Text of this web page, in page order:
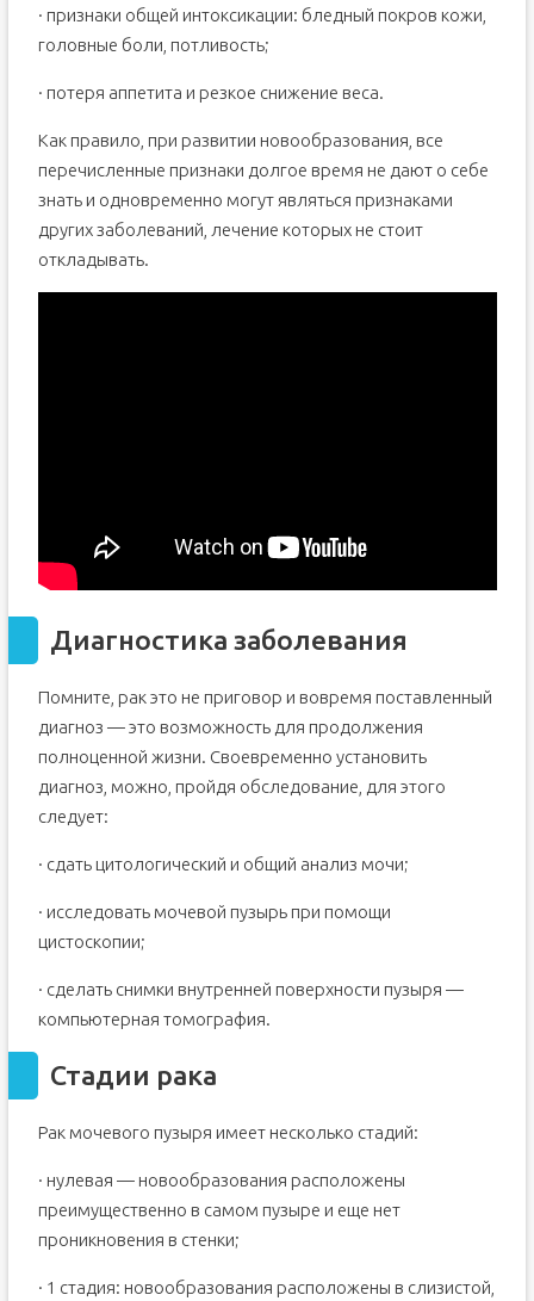
· признаки общей интоксикации: бледный покров кожи,
головные боли, потливость;
· потеря аппетита и резкое снижение веса.
Как правило, при развитии новообразования, все
перечисленные признаки долгое время не дают о себе
знать и одновременно могут являться признаками
других заболеваний, лечение которых не стоит
откладывать.
Диагностика заболевания
Помните, рак это не приговор и вовремя поставленный
диагноз — это возможность для продолжения
полноценной жизни. Своевременно установить
диагноз, можно, пройдя обследование, для этого
следует:
· сдать цитологический и общий анализ мочи;
· исследовать мочевой пузырь при помощи
цистоскопии;
· сделать снимки внутренней поверхности пузыря —
компьютерная томография.
Стадии рака
Рак мочевого пузыря имеет несколько стадий:
· нулевая — новообразования расположены
преимущественно в самом пузыре и еще нет
проникновения в стенки;
· 1 стадия: новообразования расположены в слизистой,